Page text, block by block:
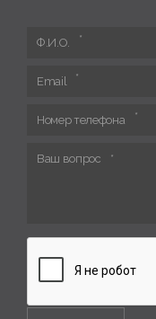
Ф.И.О.
Email
Номер телефона
Ваш вопрос